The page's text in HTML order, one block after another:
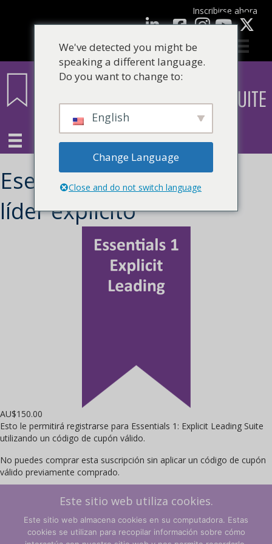
Inscribirse ahora
LinkedInFacebook Youtube
Esencial 1 – Registro de
líder explícito
AU$150.00
Esto le permitirá registrarse para Essentials 1: Explicit Leading Suite
utilizando un código de cupón válido.
No puedes comprar esta suscripción sin aplicar un código de cupón
válido previamente comprado.
Explicit
We've detected you might be
speaking a different language.
Do you want to change to:
English
Change Language
Close and do not switch language
Este sitio web utiliza cookies.
Este sitio web almacena cookies en su computadora. Estas
cookies se utilizan para recopilar información sobre cómo